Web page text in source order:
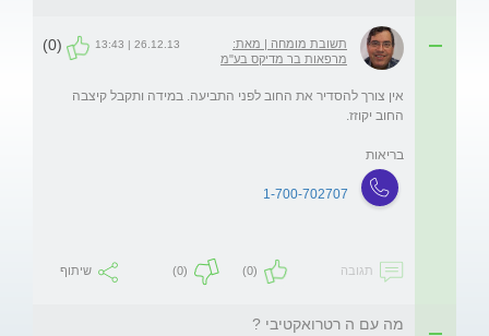
תשובת מומחה | מאת:
מרפאות בר מדיקס בע"מ
26.12.13 | 13:43
(0)
אין צורך להסדיר את החוב לפני התביעה. במידה ותקבל קיצבה
בריאות
1-700-702707
תגובה (0)
(0) שיתוף
מה עם ה רטרואקטיבי ?